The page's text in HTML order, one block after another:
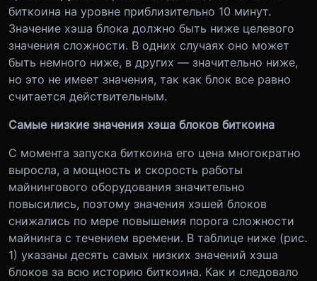
биткоина на уровне приблизительно 10 минут.
Значение хэша блока должно быть ниже целевого
значения сложности. В одних случаях оно может
быть немного ниже, в других — значительно ниже,
но это не имеет значения, так как блок все равно
считается действительным.
Самые низкие значения хэша блоков биткоина
С момента запуска биткоина его цена многократно
выросла, а мощность и скорость работы
майнингового оборудования значительно
повысились, поэтому значения хэшей блоков
снижались по мере повышения порога сложности
майнинга с течением времени. В таблице ниже (рис.
1) указаны десять самых низких значений хэша
блоков за всю историю биткоина. Как и следовало